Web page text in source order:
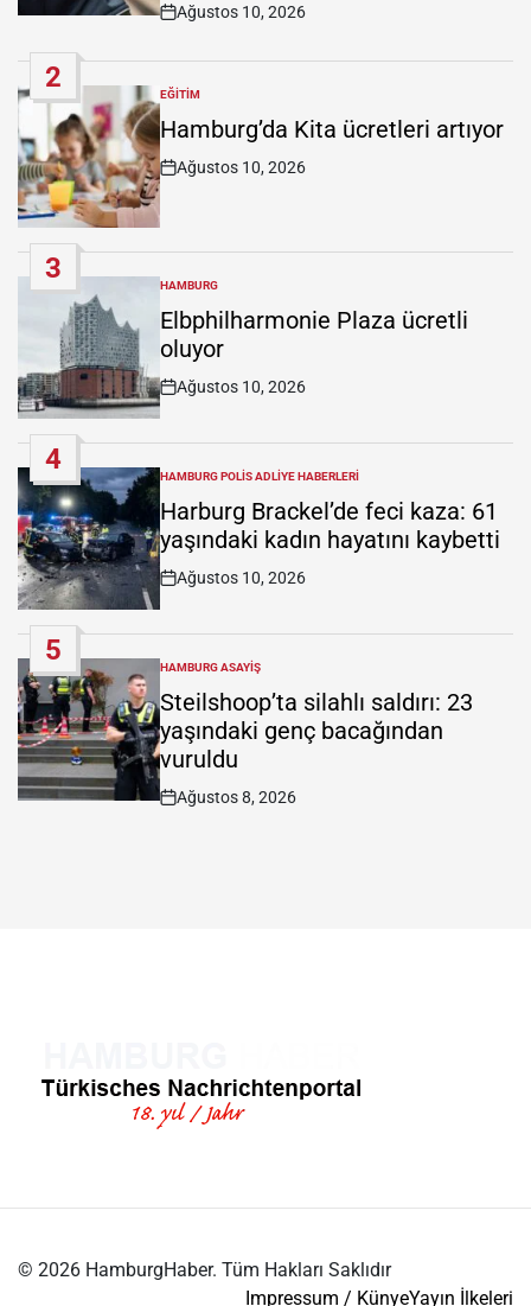
Post
Ağustos 10, 2026
2
POSTED
IN
EĞITIM
Hamburg’da Kita ücretleri artıyor
Post
Ağustos 10, 2026
3
POSTED
IN
HAMBURG
Elbphilharmonie Plaza ücretli
oluyor
Post
Date
Ağustos 10, 2026
4
POSTED
IN
HAMBURG POLIS ADLIYE HABERLERI
Harburg Brackel’de feci kaza: 61
yaşındaki kadın hayatını kaybetti
Post
Date
Ağustos 10, 2026
5
POSTED
IN
HAMBURG ASAYIŞ
Steilshoop’ta silahlı saldırı: 23
yaşındaki genç bacağından
vuruldu
Post
Ağustos 8, 2026
© 2026 HamburgHaber. Tüm Hakları Saklıdır
Impressum / KünyeYayın İlkeleri